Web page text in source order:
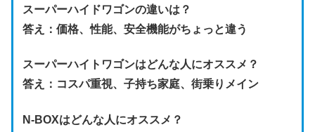
スーパーハイドワゴンの違いは？
答え：価格、性能、安全機能がちょっと違う
スーパーハイトワゴンはどんな人にオススメ？
答え： コスパ重視、子持ち家庭、街乗りメイン
N-BOXはどんな人にオススメ？